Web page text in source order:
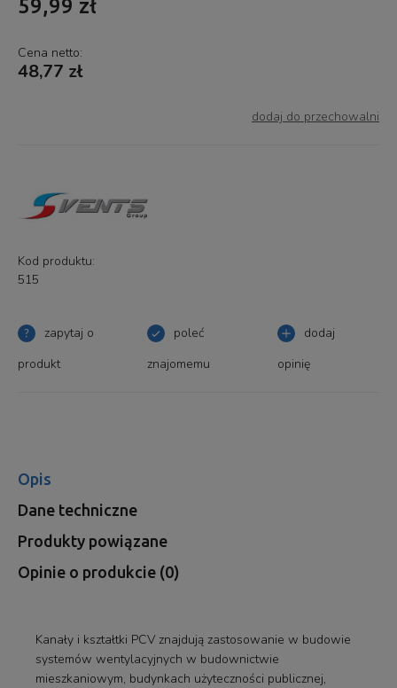
59,99 zł
Cena netto:
48,77 zł
dodaj do przechowalni
Kod produktu:
515
zapytaj o
produkt
poleć
znajomemu
dodaj
opinię
Opis
Dane techniczne
Produkty powiązane
Opinie o produkcie (0)
Kanały i kształtki PCV znajdują zastosowanie w budowie
systemów wentylacyjnych w budownictwie
mieszkaniowym, budynkach użyteczności publicznej,